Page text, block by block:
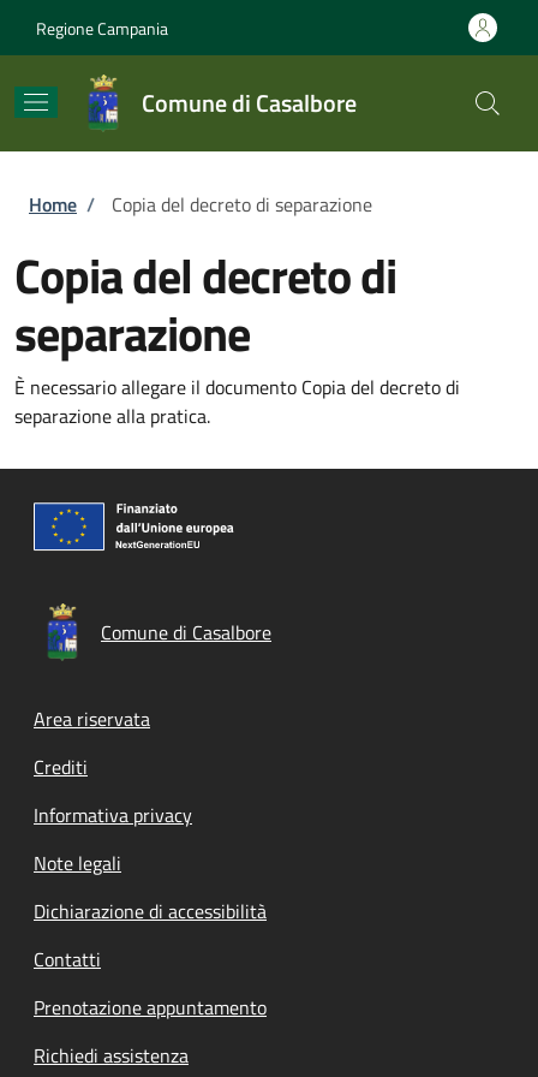
Regione Campania
Comune di Casalbore
Briciole di pane
Home / Copia del decreto di separazione
Copia del decreto di
separazione
È necessario allegare il documento Copia del decreto di
separazione alla pratica.
Comune di Casalbore
Footer menu
Area riservata
Crediti
Informativa privacy
Note legali
Dichiarazione di accessibilità
Contatti
Prenotazione appuntamento
Richiedi assistenza